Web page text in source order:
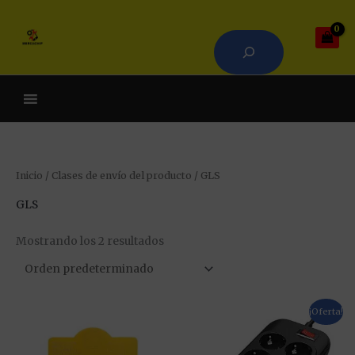
contenido
Inicio / Clases de envío del producto / GLS
GLS
Mostrando los 2 resultados
¡Oferta!
precio
original
precio
actual